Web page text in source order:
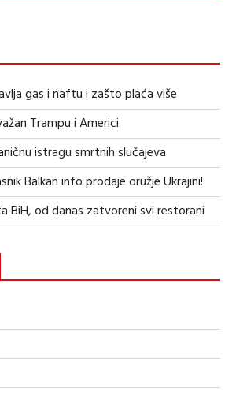
gas i naftu i zašto plaća više
Trampu i Americi
istragu smrtnih slučajeva
Balkan info prodaje oružje Ukrajini!
BiH, od danas zatvoreni svi restorani